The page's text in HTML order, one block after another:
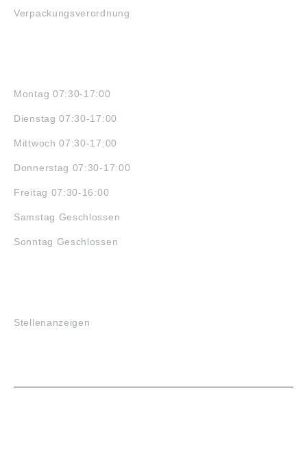
Verpackungsverordnung
Montag 07:30-17:00
Dienstag 07:30-17:00
Mittwoch 07:30-17:00
Donnerstag 07:30-17:00
Freitag 07:30-16:00
Samstag Geschlossen
Sonntag Geschlossen
Stellenanzeigen